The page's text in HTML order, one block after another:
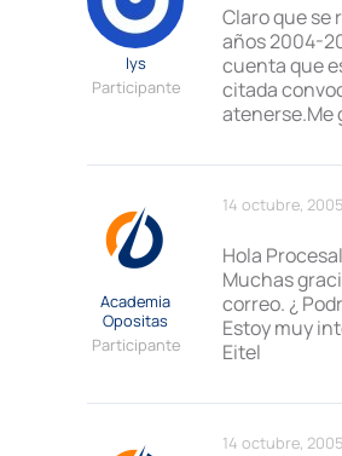
lys
Participante
Claro que se
años 2004-
cuenta que
citada
atenerse.Me
14 octubre,
Academia
Opositas
Participante
Hola
Muchas
correo. ¿
Estoy muy
Eitel
14 octubre,